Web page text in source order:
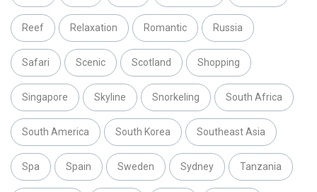
Reef Relaxation Romantic Russia
Safari Scenic Scotland Shopping
Singapore Skyline Snorkeling South Africa
South America South Korea Southeast Asia
Spa Spain Sweden Sydney Tanzania